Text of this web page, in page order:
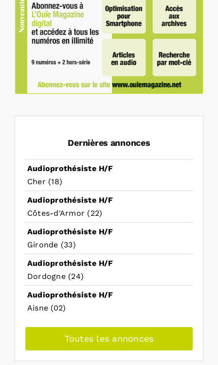
Dernières annonces
Audioprothésiste H/F
Cher (18)
Audioprothésiste H/F
Côtes-d'Armor (22)
Audioprothésiste H/F
Gironde (33)
Audioprothésiste H/F
Dordogne (24)
Audioprothésiste H/F
Aisne (02)
Toutes les annonces